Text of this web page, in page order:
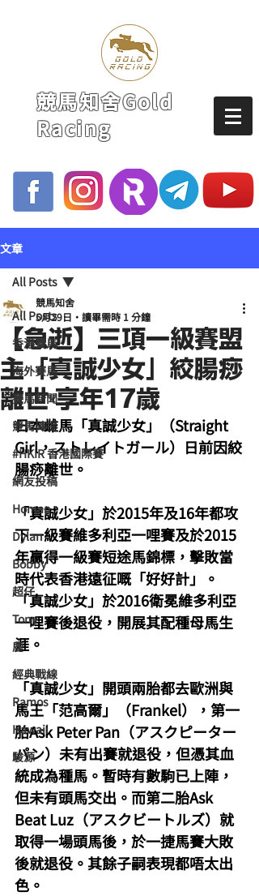
競馬知舍Gold
Racing
文章
All Posts
香港賽馬
海外賽馬
賽馬新聞
競馬磚提
#HKIR 香港國際賽
網友投稿
Homan
Dylan
Bobby
超仔
Tony
鹿
經典戰線
Ramos
Hawaii
駿源
All Posts
【急逝】三項一級賽盟
主「真誠少女」絞腸痧
離世 享年17歲
競馬知舍
5月29日
讀畢需時 1 分鐘
日本雌馬「真誠少女」（Straight
Girl，ストレイトガール）日前因絞
腸痧離世。
「真誠少女」於2015年及16年都攻
下一級賽維多利亞一哩賽及於2015
年贏得一級賽短途馬錦標，擊敗當
時代表香港遠征嘅「好好計」。
「真誠少女」於2016衛冕維多利亞
一哩賽後退役，開展其配種母馬生
涯。
「真誠少女」開頭兩胎都去歐洲與
馬王「范高爾」（Frankel），第一
胎Ask Peter Pan（アスクピーター
パン）未有出賽就退役，但憑其血
統成為種馬。暫時有數駒已上陣，
但未有頭馬交出。而第二胎Ask
Beat Luz（アスクビートルズ）就
取得一場頭馬後，於一捷馬賽大敗
後就退役。其餘子嗣表現都唔太出
色。